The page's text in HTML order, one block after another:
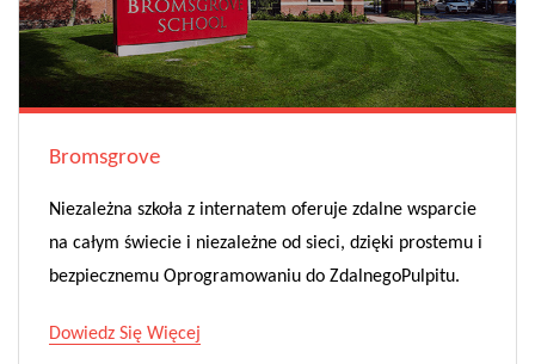
Bromsgrove
Niezależna szkoła z internatem oferuje zdalne wsparcie
na całym świecie i niezależne od sieci, dzięki prostemu i
bezpiecznemu Oprogramowaniu do ZdalnegoPulpitu.
Dowiedz Się Więcej